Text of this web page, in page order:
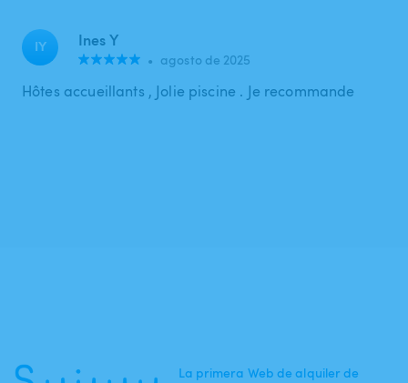
IY Ines Y
• agosto de 2025
Hôtes accueillants , Jolie piscine . Je recommande
La primera Web de alquiler de